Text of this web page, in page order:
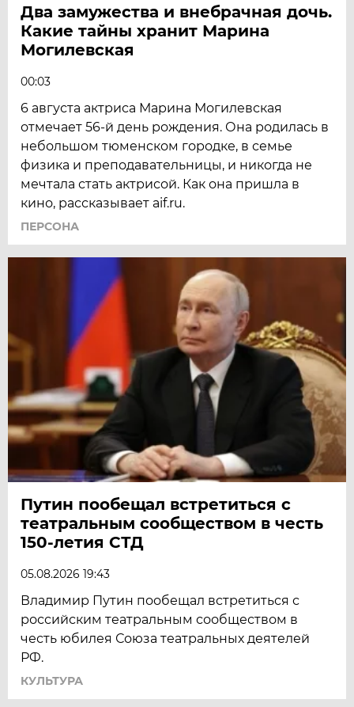
Два замужества и внебрачная дочь.
Какие тайны хранит Марина
Могилевская
00:03
6 августа актриса Марина Могилевская
отмечает 56-й день рождения. Она родилась в
небольшом тюменском городке, в семье
физика и преподавательницы, и никогда не
мечтала стать актрисой. Как она пришла в
кино, рассказывает aif.ru.
ПЕРСОНА
Путин пообещал встретиться с
театральным сообществом в честь
150-летия СТД
05.08.2026 19:43
Владимир Путин пообещал встретиться с
российским театральным сообществом в
честь юбилея Союза театральных деятелей
РФ.
КУЛЬТУРА